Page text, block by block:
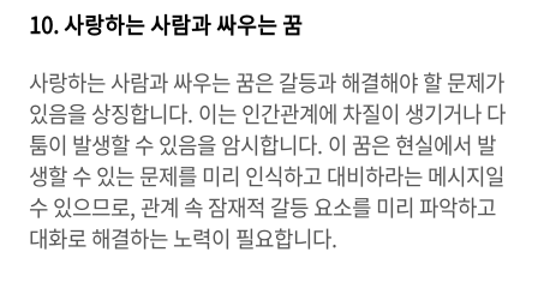
10. 사랑하는 사람과 싸우는 꿈
사랑하는 사람과 싸우는 꿈은 갈등과 해결해야 할 문제가
있음을 상징합니다. 이는 인간관계에 차질이 생기거나 다
툼이 발생할 수 있음을 암시합니다. 이 꿈은 현실에서 발
생할 수 있는 문제를 미리 인식하고 대비하라는 메시지일
수 있으므로, 관계 속 잠재적 갈등 요소를 미리 파악하고
대화로 해결하는 노력이 필요합니다.